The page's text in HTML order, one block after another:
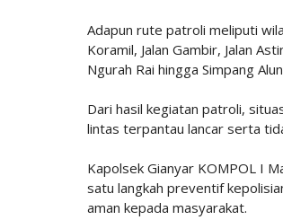
Adapun rute patroli meliputi
Koramil, Jalan Gambir, Jalan
Ngurah Rai hingga Simpang
Dari hasil kegiatan patroli,
lintas terpantau lancar serta
Kapolsek Gianyar KOMPOL I
satu langkah preventif
aman kepada masyarakat.